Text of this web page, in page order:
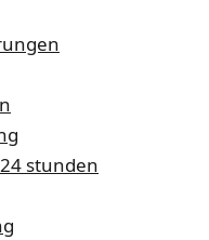
stunden